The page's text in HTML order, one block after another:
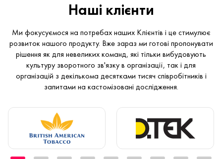
Наші клієнти
Ми фокусуємося на потребах наших Клієнтів і це стимулює
розвиток нашого продукту. Вже зараз ми готові пропонувати
рішення як для невеликих команд, які тільки вибудовують
культуру зворотного зв'язку в організації, так і для
організацій з декількома десятками тисяч співробітників і
запитами на кастомізовані дослідження.